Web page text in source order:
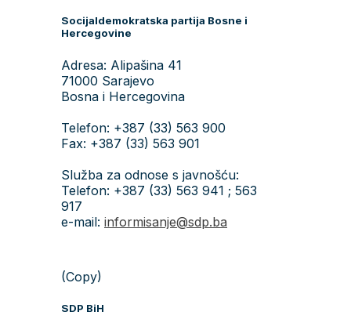
Socijaldemokratska partija Bosne i
Hercegovine
Adresa: Alipašina 41
71000 Sarajevo
Bosna i Hercegovina
Telefon: +387 (33) 563 900
Fax: +387 (33) 563 901
Služba za odnose s javnošću:
Telefon: +387 (33) 563 941 ; 563
917
e-mail: informisanje@sdp.ba
(Copy)
SDP BiH